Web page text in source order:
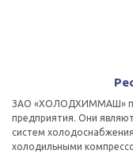
ЗАО «ХОЛОДХИММАШ»
предприятия. Они
систем
холодильными